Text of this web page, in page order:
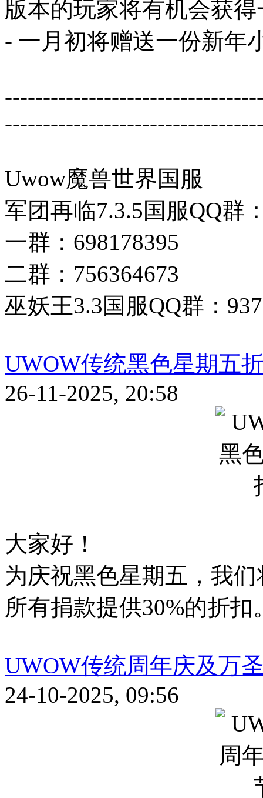
版本的玩家将有机会获
- 一月初将赠送一份新年
Uwow魔兽世界国服
军团再临7.3.5国服QQ群
一群：698178395
二群：756364673
巫妖王3.3国服QQ群：
UWOW传统黑色星期五
26-11-2025, 20:58
大家好！
为庆祝黑色星期五，我
所有捐款提供30%的折扣
UWOW传统周年庆及万
24-10-2025, 09:56